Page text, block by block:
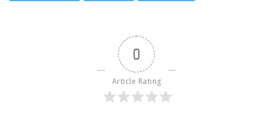
0
Article Rating